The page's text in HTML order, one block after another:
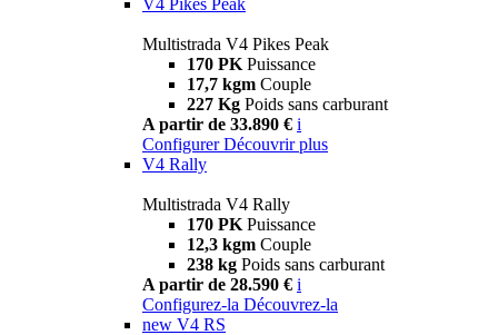
Multistrada V4 Pikes Peak
170 PK Puissance
17,7 kgm Couple
227 Kg Poids sans carburant
A partir de 33.890 € i
Configurer Découvrir plus
V4 Rally
Multistrada V4 Rally
170 PK Puissance
12,3 kgm Couple
238 kg Poids sans carburant
A partir de 28.590 € i
Configurez-la Découvrez-la
new V4 RS